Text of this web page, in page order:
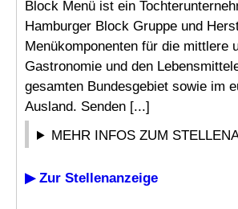
Block Menü ist ein
Hamburger Block Gruppe und
Menükomponenten für die mittlere
Gastronomie und den
gesamten Bundesgebiet sowie im
Ausland. Senden [...]
MEHR INFOS ZUM
▶ Zur Stellenanzeige